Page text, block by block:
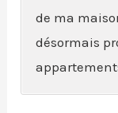
de ma
désormais